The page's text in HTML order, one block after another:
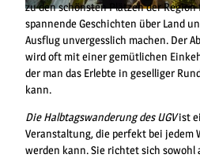
zu den schönsten Plätzen der
spannende Geschichten über Land
Ausflug unvergesslich machen. Der
wird oft mit einer gemütlichen
der man das Erlebte in geselliger
kann.
Die Halbtagswanderung des UGVist
Veranstaltung, die perfekt bei jedem
werden kann. Sie richtet sich sowohl